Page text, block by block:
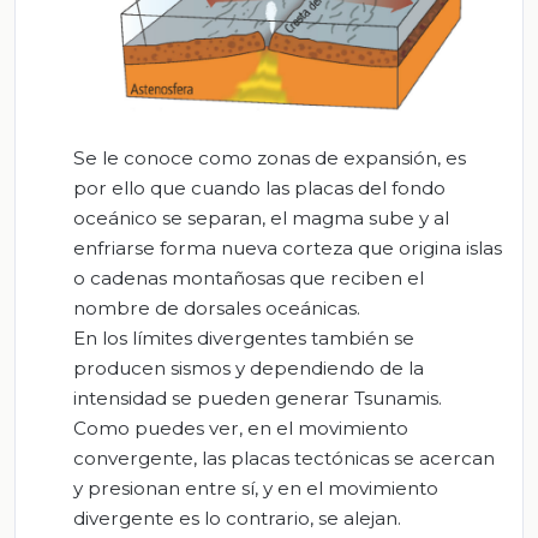
Se le conoce como zonas de expansión, es
por ello que cuando las placas del fondo
oceánico se separan, el magma sube y al
enfriarse forma nueva corteza que origina islas
o cadenas montañosas que reciben el
nombre de dorsales oceánicas.
En los límites divergentes también se
producen sismos y dependiendo de la
intensidad se pueden generar Tsunamis.
Como puedes ver, en el movimiento
convergente, las placas tectónicas se acercan
y presionan entre sí, y en el movimiento
divergente es lo contrario, se alejan.